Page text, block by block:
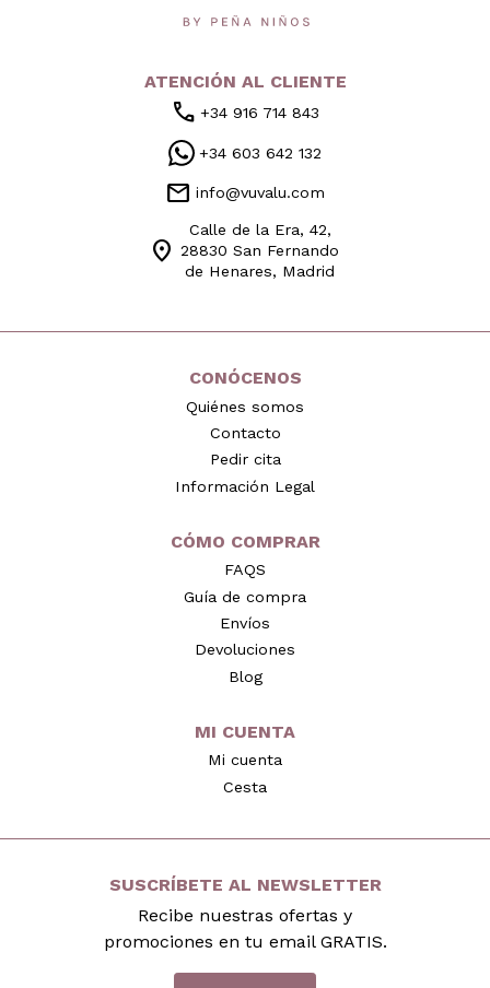
ATENCIÓN AL CLIENTE
call +34 916 714 843
+34 603 642 132
mail info@vuvalu.com
location_on
Calle de la Era, 42,
28830 San Fernando
de Henares, Madrid
CONÓCENOS
Quiénes somos
Contacto
Pedir cita
Información Legal
CÓMO COMPRAR
FAQS
Guía de compra
Envíos
Devoluciones
Blog
MI CUENTA
Mi cuenta
Cesta
SUSCRÍBETE AL NEWSLETTER
Recibe nuestras ofertas y
promociones en tu email GRATIS.